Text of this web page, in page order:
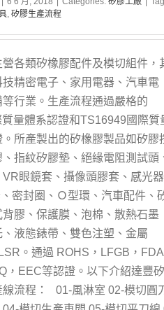
, 矽膠生產流程
各類矽橡膠配件及模切組件，
精密電子、家用電器、汽車電
行業。生產流程通過嚴格的
質量體系認證和TS16949國際質
所產製出的矽橡膠製品如矽膠
指紋矽膠墊、絕緣電阻測試頭
眼鏡套、攝像頭膠套、感光
密封圈、Ｏ型環、汽車配件、
膠、保護膜、泡棉、散熱石墨
、液態錶帶、雙色注塑、金屬
。通過 ROHS，LFGB，FDA
，EEC等認證。以下介紹達豐
線流程： 01-風淋室 02-模切圓